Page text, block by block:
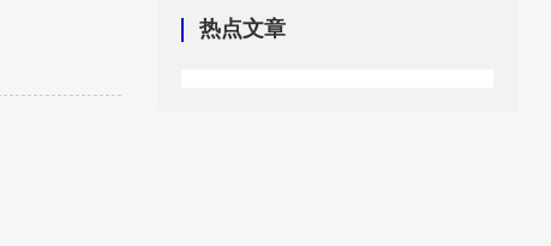
热点文章